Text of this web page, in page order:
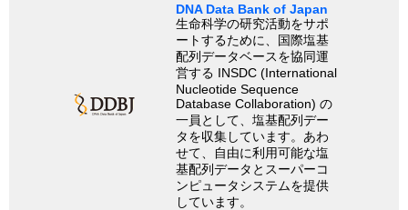
DNA Data Bank of Japan
生命科学の研究活動をサポ
ートするために、国際塩基
配列データベースを協同運
営する INSDC (International
Nucleotide Sequence
Database Collaboration) の
一員として、塩基配列デー
タを収集しています。あわ
せて、自由に利用可能な塩
基配列データとスーパーコ
ンピュータシステムを提供
しています。